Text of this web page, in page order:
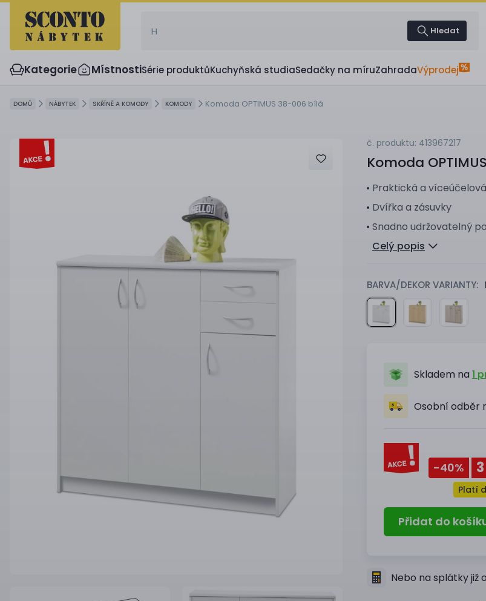
Hledat
Kategorie MístnostiSérie produktůKuchyňská studiaSedačky na míruZahradaVýprodej
DOMŮ NÁBYTEK SKŘÍNĚ A KOMODY KOMODY Komoda OPTIMUS 38-006 bílá
č. produktu: 413967217
Komoda
Praktická a víceúčelová
Dvířka a zásuvky
Snadno udržovatelný
Celý popis
BARVA/DEKOR VARIANTY:
Skladem na 1
Osobní odběr
-40%
Platí
Přidat do
Nebo na splátky již